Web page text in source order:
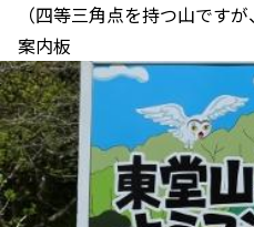
（四等三角点を持つ山です
案内板